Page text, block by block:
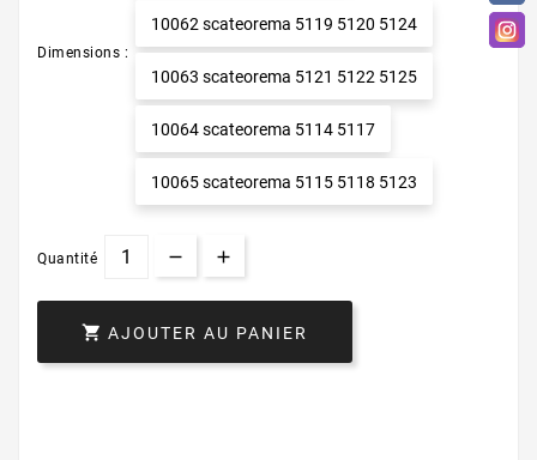
Dimensions :
10062 scateorema 5119 5120 5124
10063 scateorema 5121 5122 5125
10064 scateorema 5114 5117
10065 scateorema 5115 5118 5123
Quantité
 AJOUTER AU PANIER